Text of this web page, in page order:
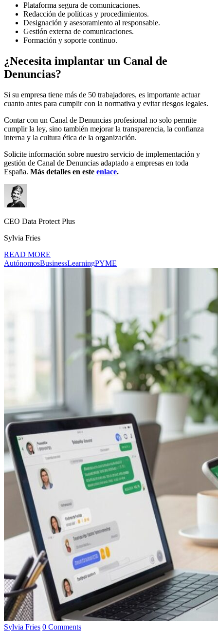
Plataforma segura de comunicaciones.
Redacción de políticas y procedimientos.
Designación y asesoramiento al responsable.
Gestión externa de comunicaciones.
Formación y soporte continuo.
¿Necesita implantar un Canal de
Denuncias?
Si su empresa tiene más de 50 trabajadores, es importante actuar
cuanto antes para cumplir con la normativa y evitar riesgos legales.
Contar con un Canal de Denuncias profesional no solo permite
cumplir la ley, sino también mejorar la transparencia, la confianza
interna y la cultura ética de la organización.
Solicite información sobre nuestro servicio de implementación y
gestión de Canal de Denuncias adaptado a empresas en toda
España. Más detalles en este enlace.
CEO Data Protect Plus
Sylvia Fries
READ MORE
AutónomosBusinessLearningPYME
Sylvia Fries 0 Comments